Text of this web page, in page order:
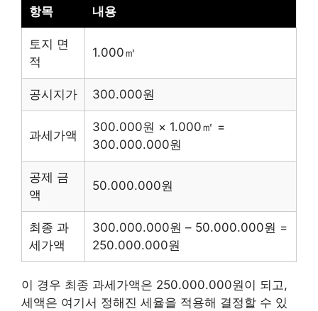
항목 내용
토지 면
적
1.000㎡
공시지가 300.000원
과세가액
300.000원 × 1.000㎡ =
300.000.000원
공제 금
액
50.000.000원
최종 과
세가액
300.000.000원 – 50.000.000원 =
250.000.000원
이 경우 최종 과세가액은 250.000.000원이 되고,
세액은 여기서 정해진 세율을 적용해 결정할 수 있